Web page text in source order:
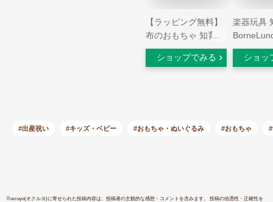
【ラッピング無料】
布のおもちゃ 知育玩
具 布製 音が鳴る 積
み木 ふわふわアニマ
レゼント 男の子 女
ショップでみる
楽器玩具
ルンド）
ト・ミュ
ショッ
#出産祝い #キッズ・ベビー #おもちゃ・ぬいぐるみ #おもちゃ
※ocruyo(オクルヨ)に寄せられた投稿内容は、投稿者の主観的な感想・コメントを含みます。 投稿の信憑性・正確性を